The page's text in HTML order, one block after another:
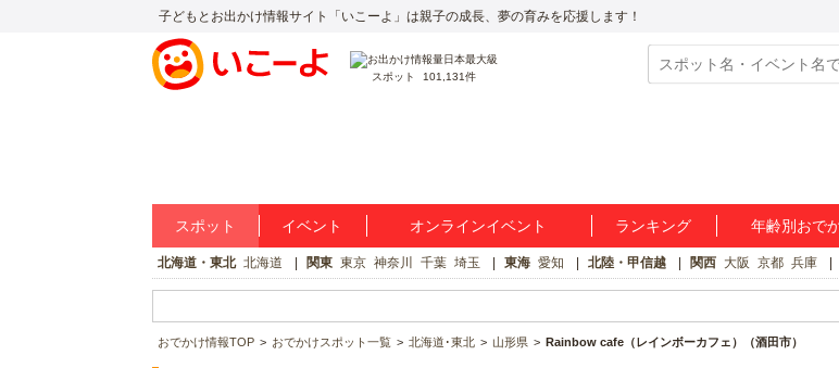
子どもとお出かけ情報サイト「いこーよ」は親子の成長、夢の育みを応援します！
スポット 101,131件
スポット イベント オンラインイベント ランキング 年齢別おで
北海道・東北 北海道 関東 東京 神奈川 千葉 埼玉 東海 愛知 北陸・甲信越 関西 大阪 京都 兵庫
おでかけ情報TOP おでかけスポット一覧 北海道･東北 山形県 Rainbow cafe（レインボーカフェ）（酒田市）